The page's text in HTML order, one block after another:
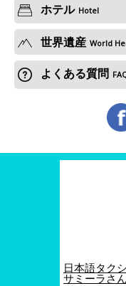
ホテル Hotel
世界遺産 World
よくある質問
日本語タク
サミーラさん